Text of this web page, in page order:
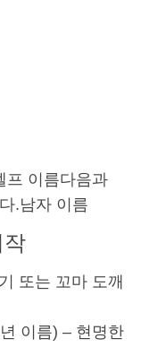
프 이름다음과
.남자 이름
작
또는 꼬마 도깨
이름) – 현명한